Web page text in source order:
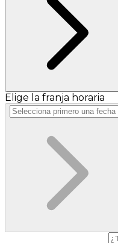
Elige la franja horaria